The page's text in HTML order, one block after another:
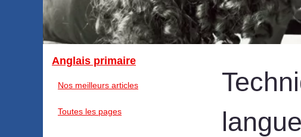
langue
Anglais primaire
Nos meilleurs articles
Toutes les pages